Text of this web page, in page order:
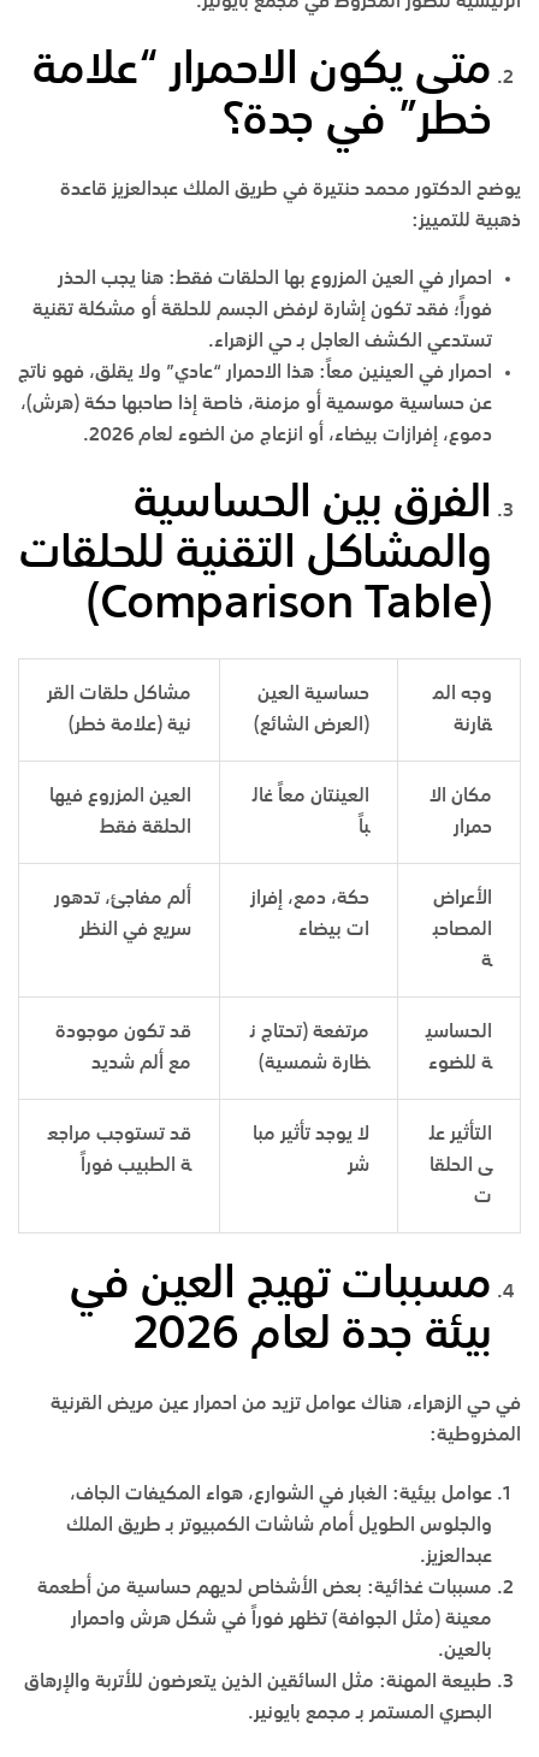
متى يكون الاحمرار “علامة
خطر” في جدة؟
يوضح الدكتور محمد حنتيرة في طريق الملك عبدالعزيز قاعدة
ذهبية للتمييز:
احمرار في العين المزروع بها الحلقات فقط: هنا يجب الحذر
فوراً؛ فقد تكون إشارة لرفض الجسم للحلقة أو مشكلة تقنية
تستدعي الكشف العاجل بـحي الزهراء.
احمرار في العينين معاً: هذا الاحمرار “عادي” ولا يقلق، فهو ناتج
عن حساسية موسمية أو مزمنة، خاصة إذا صاحبها حكة (هرش)،
دموع، إفرازات بيضاء، أو انزعاج من الضوء لعام 2026.
الفرق بين الحساسية
والمشاكل التقنية للحلقات
(Comparison Table)
وجه الم
قارنة
حساسية العين
(العرض الشائع)
مشاكل حلقات القر
نية (علامة خطر)
مكان الا
حمرار
العينتان معاً غال
باً
العين المزروع فيها
الحلقة فقط
الأعراض
المصاحب
ة
حكة، دمع، إفراز
ات بيضاء
ألم مفاجئ، تدهور
سريع في النظر
الحساسي
ة للضوء
مرتفعة (تحتاج ن
ظارة شمسية)
قد تكون موجودة
مع ألم شديد
التأثير عل
ى الحلقا
ت
لا يوجد تأثير مبا
شر
قد تستوجب مراجع
ة الطبيب فوراً
مسببات تهيج العين في
بيئة جدة لعام 2026
في حي الزهراء، هناك عوامل تزيد من احمرار عين مريض القرنية
المخروطية:
عوامل بيئية: الغبار في الشوارع، هواء المكيفات الجاف،
والجلوس الطويل أمام شاشات الكمبيوتر بـ طريق الملك
عبدالعزيز.
مسببات غذائية: بعض الأشخاص لديهم حساسية من أطعمة
معينة (مثل الجوافة) تظهر فوراً في شكل هرش واحمرار
بالعين.
طبيعة المهنة: مثل السائقين الذين يتعرضون للأتربة والإرهاق
البصري المستمر بـ مجمع بايونير.